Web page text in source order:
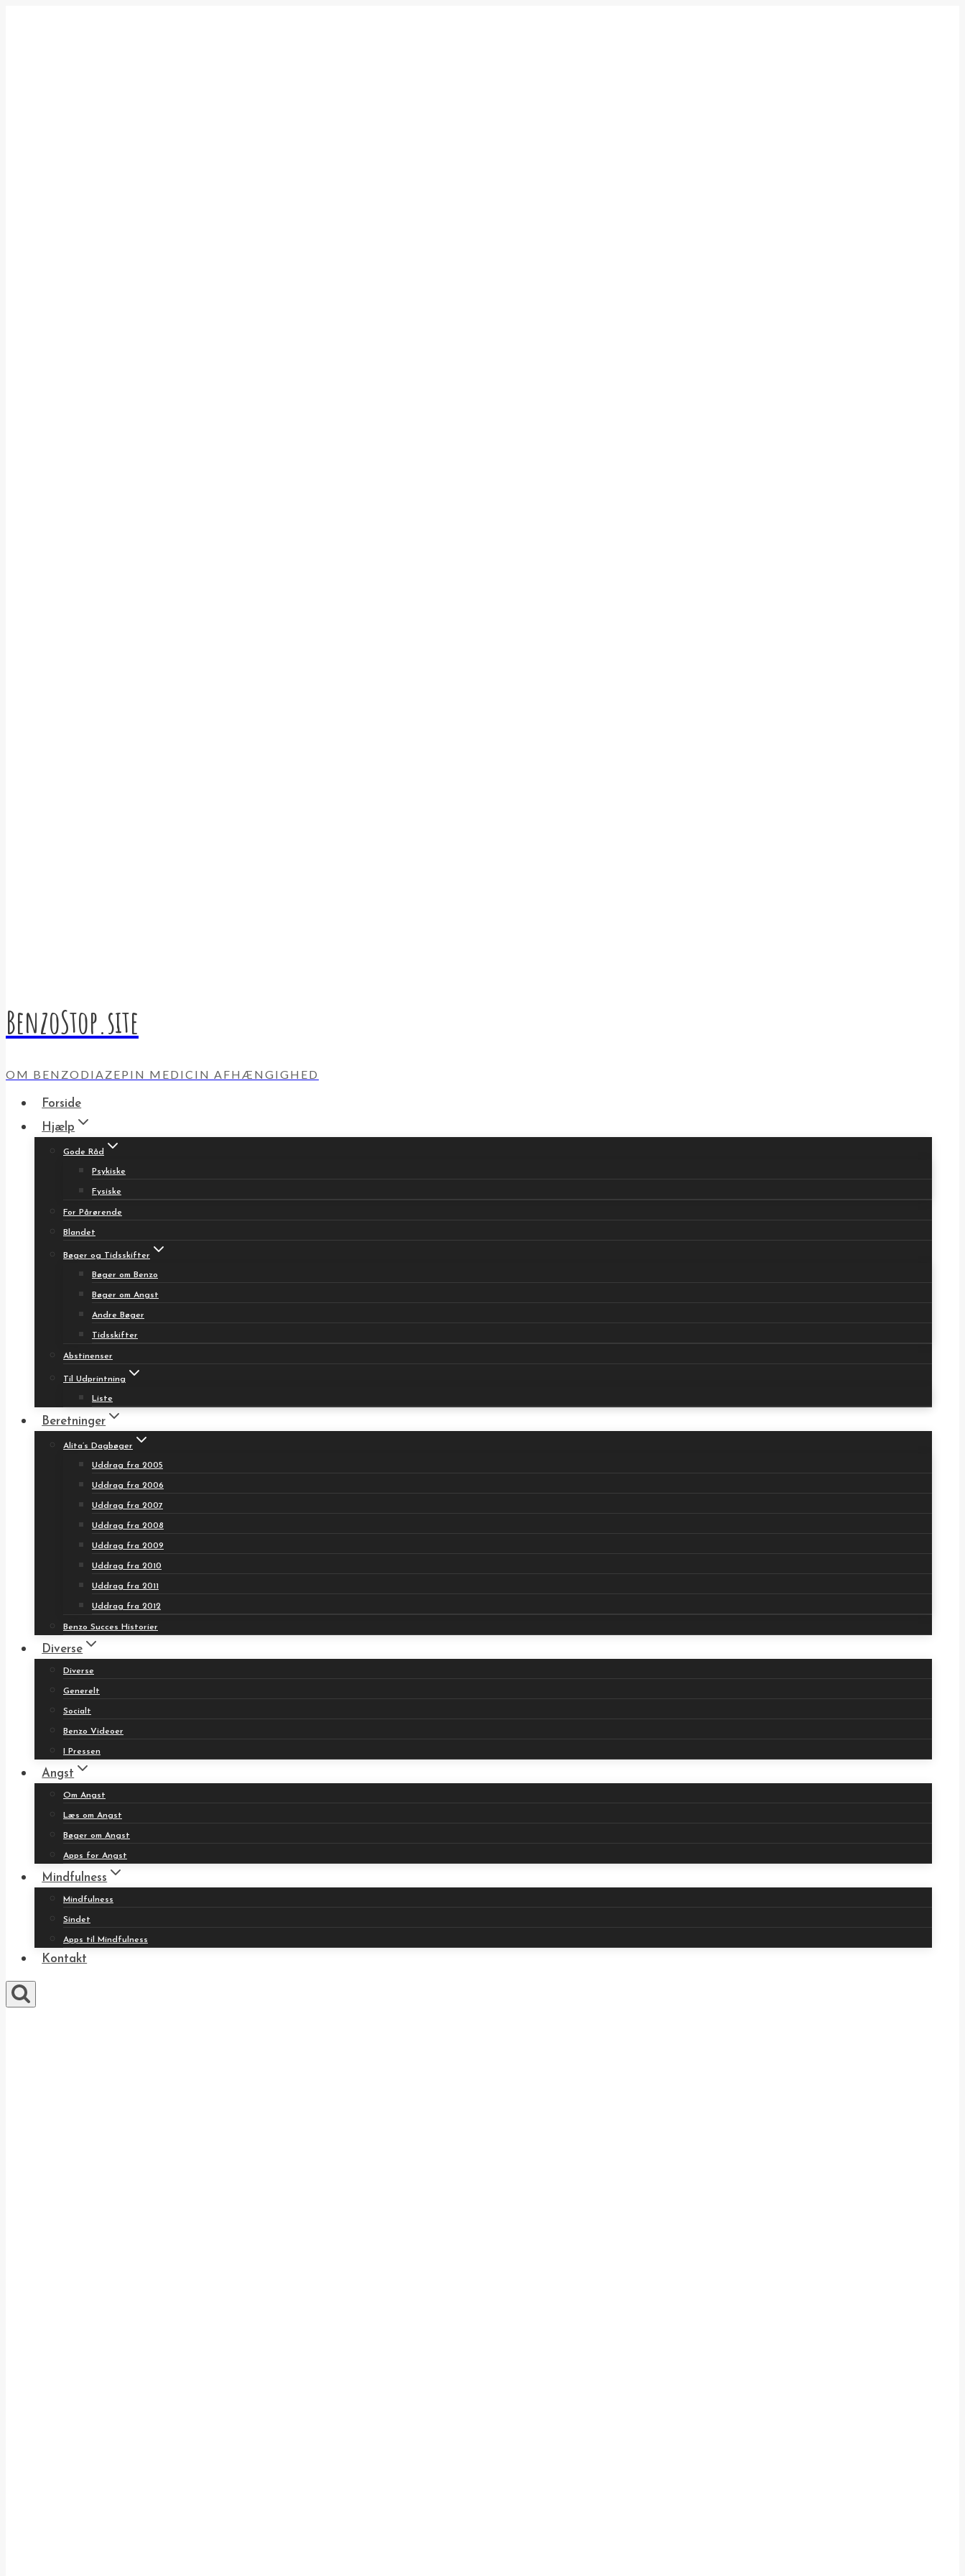
BenzoStop.site
OM BENZODIAZEPIN MEDICIN AFHÆNGIGHED
Forside
Hjælp
Gode Råd
Psykiske
Fysiske
For Pårørende
Blandet
Bøger og Tidsskifter
Bøger om Benzo
Bøger om Angst
Andre Bøger
Tidsskifter
Abstinenser
Til Udprintning
Liste
Beretninger
Alita’s Dagbøger
Uddrag fra 2005
Uddrag fra 2006
Uddrag fra 2007
Uddrag fra 2008
Uddrag fra 2009
Uddrag fra 2010
Uddrag fra 2011
Uddrag fra 2012
Benzo Succes Historier
Diverse
Diverse
Generelt
Socialt
Benzo Videoer
I Pressen
Angst
Om Angst
Læs om Angst
Bøger om Angst
Apps for Angst
Mindfulness
Mindfulness
Sindet
Apps til Mindfulness
Kontakt